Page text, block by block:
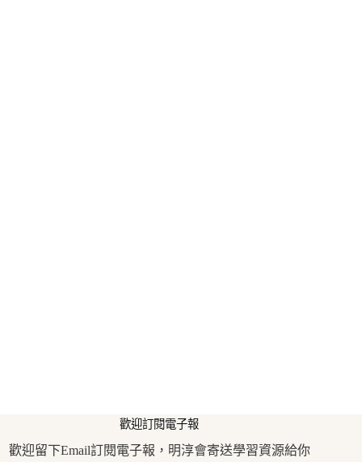
歡迎訂閱電子報
歡迎留下Email訂閱電子報，明淳會寄送學習資源給你